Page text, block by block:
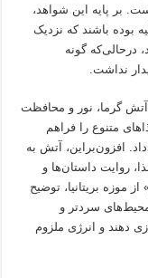
بر پایه این شواهد،
بوده باشند که نزدیک
درحالی‌که گونه
نداشت.
گرما، نور و محافظت
متنوع را فراهم
افزون‌براین، آتش به
روایت داستان‌ها و
بریتانیا، توضیح
محیط‌های سردتر و
دهند و انرژی ملزوم